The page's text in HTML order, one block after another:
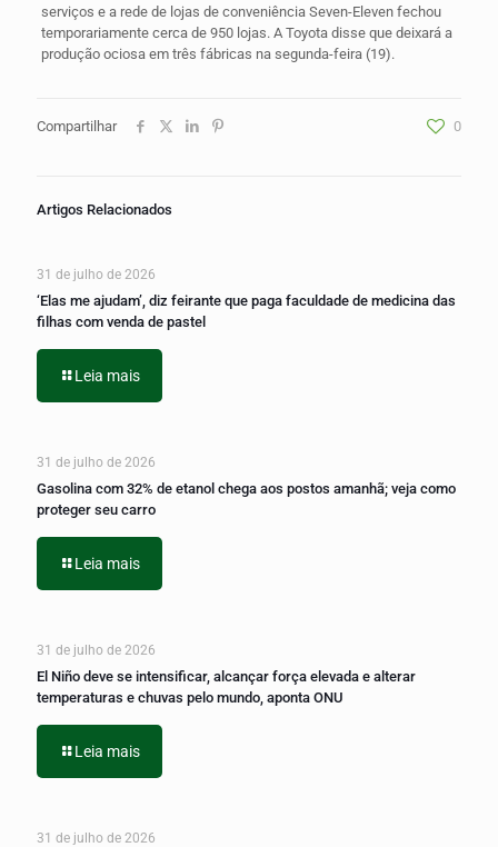
serviços e a rede de lojas de conveniência Seven-Eleven fechou
temporariamente cerca de 950 lojas. A Toyota disse que deixará a
produção ociosa em três fábricas na segunda-feira (19).
Compartilhar 0
Artigos Relacionados
31 de julho de 2026
‘Elas me ajudam’, diz feirante que paga faculdade de medicina das
filhas com venda de pastel
Leia mais
31 de julho de 2026
Gasolina com 32% de etanol chega aos postos amanhã; veja como
proteger seu carro
Leia mais
31 de julho de 2026
El Niño deve se intensificar, alcançar força elevada e alterar
temperaturas e chuvas pelo mundo, aponta ONU
Leia mais
31 de julho de 2026